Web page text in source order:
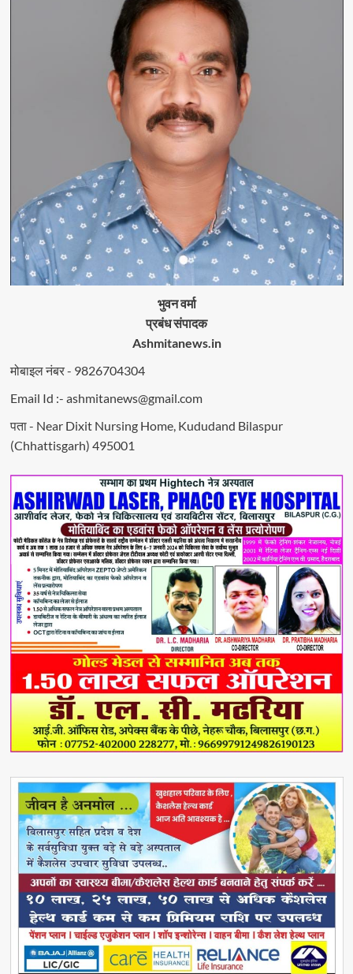
भुवन वर्मा
प्रबंध संपादक
Ashmitanews.in
मोबाइल नंबर - 9826704304
Email Id :- ashmitanews@gmail.com
पता - Near Dixit Nursing Home, Kududand Bilaspur
(Chhattisgarh) 495001